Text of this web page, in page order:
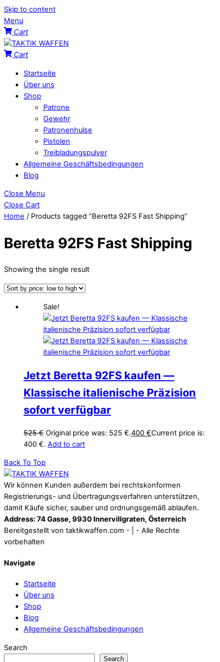
Skip to content
Menu
Cart
Cart
Startseite
Über uns
Shop
Patrone
Gewehr
Patronenhulse
Pistolen
Treibladungspulver
Allgemeine Geschäftsbedingungen
Blog
Close Menu
Close Cart
Home / Products tagged “Beretta 92FS Fast Shipping”
Beretta 92FS Fast Shipping
Showing the single result
Sale!
Jetzt Beretta 92FS kaufen —
Klassische italienische Präzision
sofort verfügbar
525€ Original price was: 525 €.400 €Current price is:
400 €. Add to cart
Back To Top
Wir können Kunden außerdem bei rechtskonformen
Registrierungs- und Übertragungsverfahren unterstützen,
damit Käufe sicher, sauber und ordnungsgemäß ablaufen.
Address: 74 Gasse, 9930 Innervillgraten, Österreich
Bereitgestellt von taktikwaffen.com - | - Alle Rechte
vorbehalten
Navigate
Startseite
Über uns
Shop
Blog
Allgemeine Geschäftsbedingungen
Search
Search